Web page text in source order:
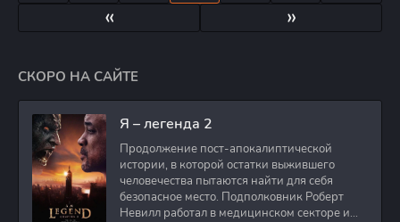
« »
СКОРО НА САЙТЕ
Я – легенда 2
Продолжение пост-апокалиптической
истории, в которой остатки выжившего
человечества пытаются найти для себя
безопасное место. Подполковник Роберт
Невилл работал в медицинском секторе и